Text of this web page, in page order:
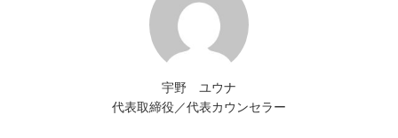
宇野 ユウナ
代表取締役／代表カウンセラー